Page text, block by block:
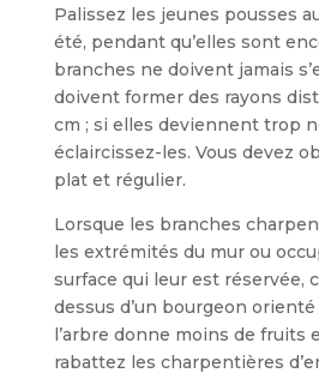
Palissez les jeunes pousses
été, pendant qu’elles sont
branches ne doivent jamais
doivent former des rayons
cm ; si elles deviennent trop
éclaircissez-les. Vous devez
plat et régulier.
Lorsque les branches
les extrémités du mur ou
surface qui leur est réservée,
dessus d’un bour­geon
l’arbre donne moins de fruits
rabattez les charpentières